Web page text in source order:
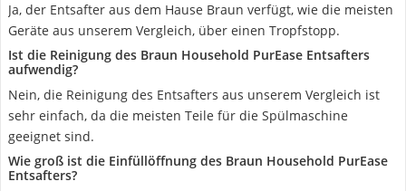
Ja, der Entsafter aus dem Hause Braun verfügt, wie die meisten
Geräte aus unserem Vergleich, über einen Tropfstopp.
Ist die Reinigung des Braun Household PurEase Entsafters
aufwendig?
Nein, die Reinigung des Entsafters aus unserem Vergleich ist
sehr einfach, da die meisten Teile für die Spülmaschine
geeignet sind.
Wie groß ist die Einfüllöffnung des Braun Household PurEase
Entsafters?